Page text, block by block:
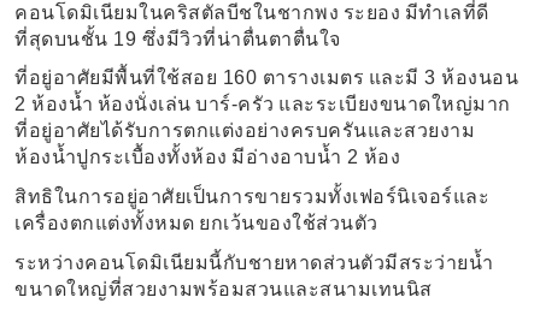
คอนโดมิเนียมในคริสตัลบีชในชากพง ระยอง มีทำเลที่ดี
ที่สุดบนชั้น 19 ซึ่งมีวิวที่น่าตื่นตาตื่นใจ
ที่อยู่อาศัยมีพื้นที่ใช้สอย 160 ตารางเมตร และมี 3 ห้องนอน
2 ห้องน้ำ ห้องนั่งเล่น บาร์-ครัว และระเบียงขนาดใหญ่มาก
ที่อยู่อาศัยได้รับการตกแต่งอย่างครบครันและสวยงาม
ห้องน้ำปูกระเบื้องทั้งห้อง มีอ่างอาบน้ำ 2 ห้อง
สิทธิในการอยู่อาศัยเป็นการขายรวมทั้งเฟอร์นิเจอร์และ
เครื่องตกแต่งทั้งหมด ยกเว้นของใช้ส่วนตัว
ระหว่างคอนโดมิเนียมนี้กับชายหาดส่วนตัวมีสระว่ายน้ำ
ขนาดใหญ่ที่สวยงามพร้อมสวนและสนามเทนนิส